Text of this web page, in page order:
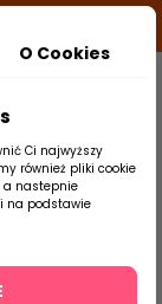
O Cookies
Ci najwyższy
również pliki cookie
a nastepnie
na podstawie